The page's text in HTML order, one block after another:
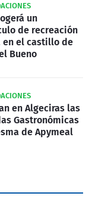
un
de recreación
en el castillo de
Bueno
en Algeciras las
Gastronómicas
de Apymeal